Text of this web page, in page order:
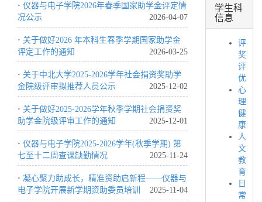
· 仪器与电子学院2026年春季国家助学金评定情
况公示
2026-04-07
· 关于做好2026 年本科生春季学期国家助学金
评定工作的通知
2026-03-25
· 关于中北大学2025-2026学年社会捐资奖助学
金院级评审拟推荐人员公示
2025-12-02
· 关于做好2025-2026学年秋季学期社会捐资奖
助学金院级评审工作的通知
2025-12-01
· 仪器与电子学院2025-2026学年(秋季学期) 第
七至十二周查课缺勤情况
2025-11-24
· 凝心聚力助成长，精准资助启新程——仪器与
电子学院开展新学期资助委员培训
2025-11-04
学生科
信息
评
奖
评
优
心
理
健
康
人
文
教
育
日
常